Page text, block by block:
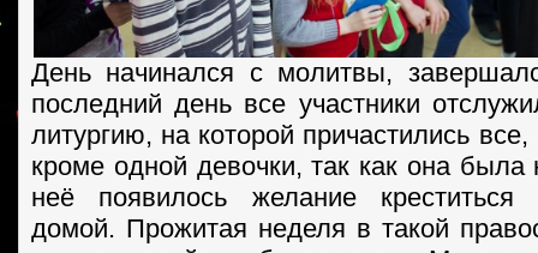
День начинался с молитвы,
последний день все участники
литургию, на которой причастились
кроме одной девочки, так как она
неё появилось желание
домой. Прожитая неделя в такой